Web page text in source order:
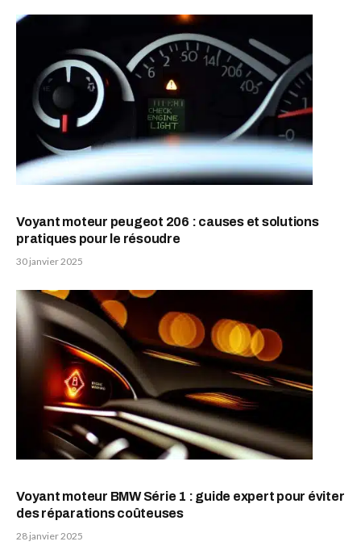
Voyant moteur peugeot 206 : causes et solutions
pratiques pour le résoudre
30 janvier 2025
Voyant moteur BMW Série 1 : guide expert pour éviter
des réparations coûteuses
28 janvier 2025